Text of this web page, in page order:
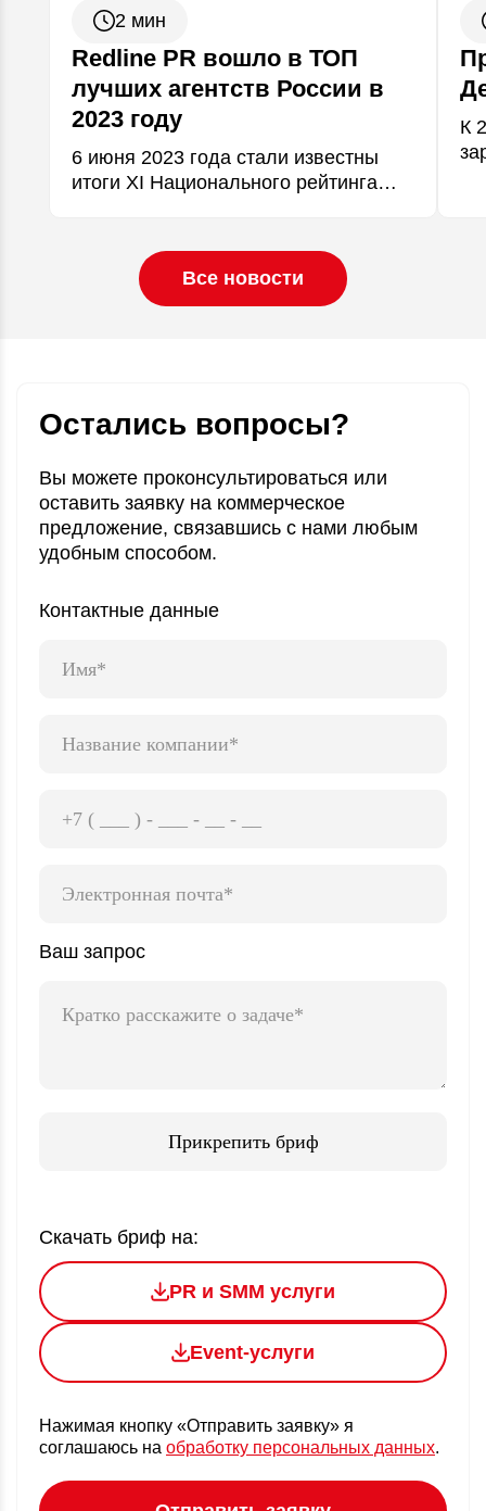
2 мин
Redline PR вошло в ТОП
лучших агентств России в
2023 году
6 июня 2023 года стали известны
итоги XI Национального рейтинга
определила топ-100 федеральных и
региональных коммуникационных
компаний России, представляющих
К
Все новости
Остались вопросы?
Вы можете проконсультироваться или
оставить заявку на коммерческое
предложение, связавшись с нами любым
удобным способом.
Контактные данные
Ваш запрос
Прикрепить бриф
Скачать бриф на:
PR и SMM услуги
Event-услуги
Нажимая кнопку «Отправить заявку» я
соглашаюсь на обработку персональных данных.